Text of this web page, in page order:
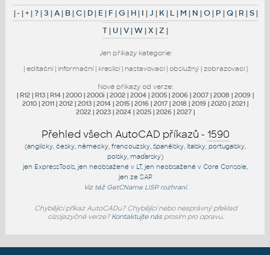
|- |+|?|3 |A| B|C| D| E| F |G| H| I |J | K| L | M | N |O| P |Q| R |S|
T| U|V|W|X |Z |
Jen příkazy kategorie:
| editační| informační| kreslicí| nastavovací| obslužný| zobrazovací|
Nové příkazy od verze:
| R12 | R13 | R14 | 2000 | 2000i | 2002 | 2004 | 2005 | 2006 | 2007 | 2008 | 2009 |
2010 | 2011 | 2012 | 2013 | 2014 | 2015 | 2016 | 2017 | 2018 | 2019 | 2020 | 2021 |
2022 | 2023 | 2024 | 2025 | 2026 | 2027 |
Přehled všech AutoCAD příkazů - 1590
(anglicky, česky, německy, francouzsky, španělsky, italsky, portugalsky,
polsky, maďarsky)
jen ExpressTools , jen neobsažené v LT, jen neobsažené v Core Console
jen ze SAP
Viz též GetCNameLISP rozhraní.
Chybějící příkaz AutoCADu? Chybějící nebo nesprávný překlad
cizojazyčné verze? Kontaktujte násprosím pro opravu.